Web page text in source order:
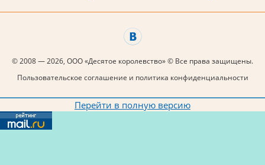
© 2008 — 2026, ООО «Десятое королевство» © Все права защищены.
Пользовательское соглашение и политика конфиденциальности
Перейти в полную версию